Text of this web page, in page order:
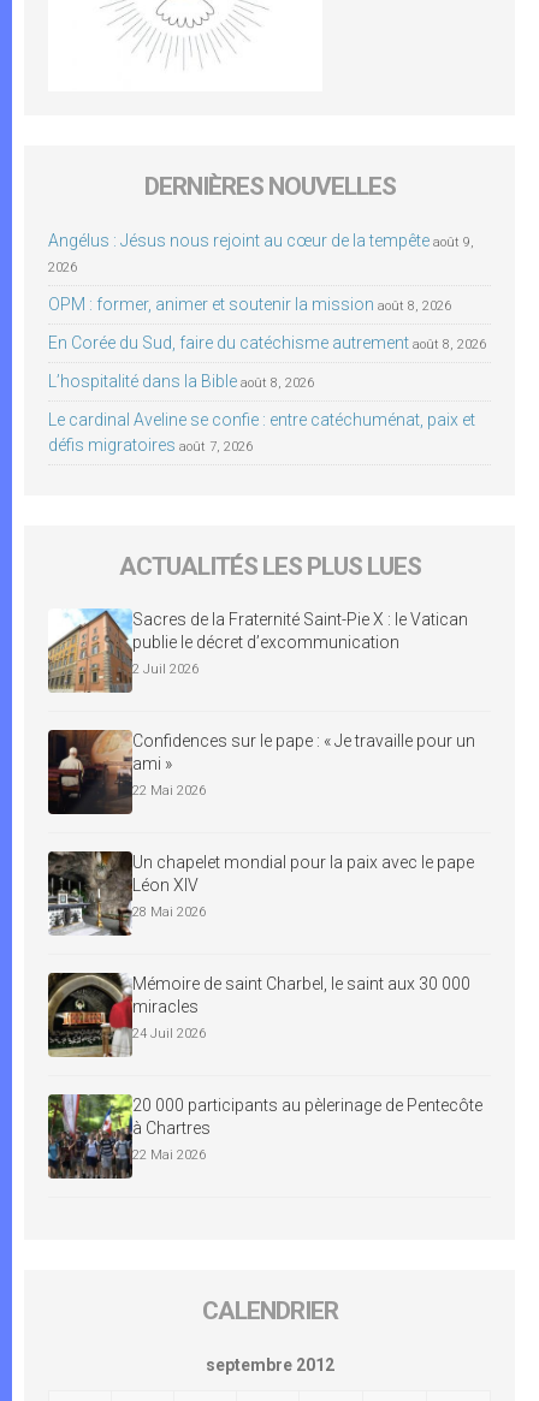
DERNIÈRES NOUVELLES
Angélus : Jésus nous rejoint au cœur de la tempête août 9,
2026
OPM : former, animer et soutenir la mission août 8, 2026
En Corée du Sud, faire du catéchisme autrement août 8, 2026
L’hospitalité dans la Bible août 8, 2026
Le cardinal Aveline se confie : entre catéchuménat, paix et
défis migratoires août 7, 2026
ACTUALITÉS LES PLUS LUES
Sacres de la Fraternité Saint-Pie X : le Vatican
publie le décret d’excommunication
2 Juil 2026
Confidences sur le pape : « Je travaille pour un
ami »
22 Mai 2026
Un chapelet mondial pour la paix avec le pape
Léon XIV
28 Mai 2026
Mémoire de saint Charbel, le saint aux 30 000
miracles
24 Juil 2026
20 000 participants au pèlerinage de Pentecôte
à Chartres
22 Mai 2026
CALENDRIER
septembre 2012